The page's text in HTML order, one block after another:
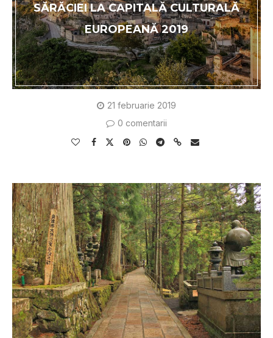
SĂRĂCIEI LA CAPITALĂ CULTURALĂ
EUROPEANĂ 2019
21 februarie 2019
0 comentarii